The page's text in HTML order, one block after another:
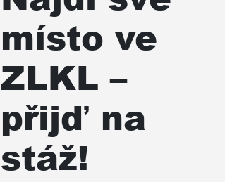
místo ve
ZLKL –
přijď na
stáž!